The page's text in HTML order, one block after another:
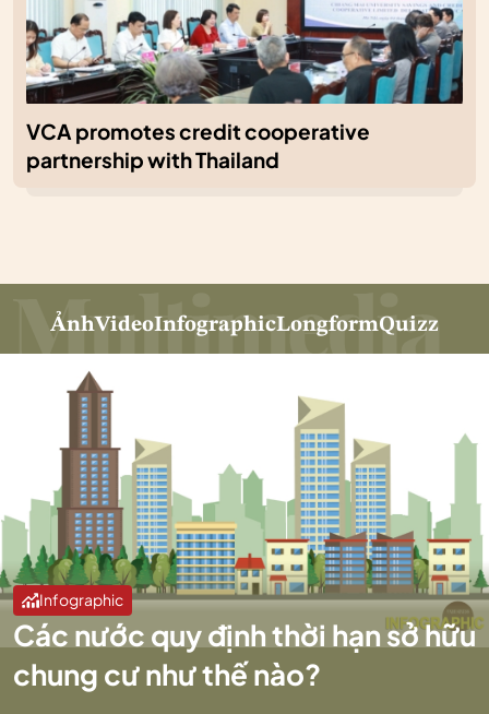
VCA promotes credit cooperative
partnership with Thailand
ẢnhVideoInfographicLongformQuizz
Infographic
Các nước quy định thời hạn sở hữu
chung cư như thế nào?